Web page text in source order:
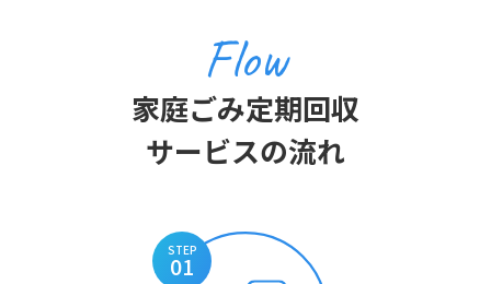
Flow
家庭ごみ定期回収
サービスの流れ
STEP
01